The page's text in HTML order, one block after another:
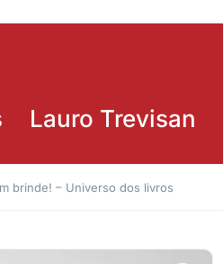
Lauro Trevisan
brinde! – Universo dos livros